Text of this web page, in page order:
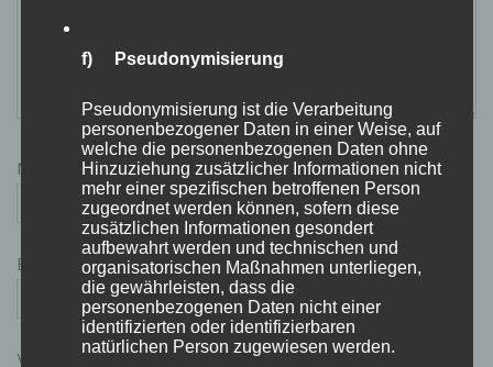
Name
E-Mail-Adresse*
Website
f) Pseudonymisierung
Pseudonymisierung ist die Verarbeitung
personenbezogener Daten in einer Weise, auf
welche die personenbezogenen Daten ohne
Hinzuziehung zusätzlicher Informationen nicht
mehr einer spezifischen betroffenen Person
zugeordnet werden können, sofern diese
zusätzlichen Informationen gesondert
aufbewahrt werden und technischen und
organisatorischen Maßnahmen unterliegen,
die gewährleisten, dass die
personenbezogenen Daten nicht einer
identifizierten oder identifizierbaren
natürlichen Person zugewiesen werden.